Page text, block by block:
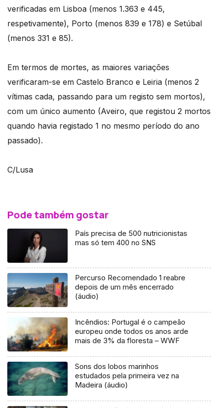
verificadas em Lisboa (menos 1.363 e 445,
respetivamente), Porto (menos 839 e 178) e Setúbal
(menos 331 e 85).
Em termos de mortes, as maiores variações
verificaram-se em Castelo Branco e Leiria (menos 2
vítimas cada, passando para um registo sem mortos),
com um único aumento (Aveiro, que registou 2 mortos
quando havia registado 1 no mesmo período do ano
passado).
C/Lusa
Pode também gostar
País precisa de 500 nutricionistas
mas só tem 400 no SNS
Percurso Recomendado 1 reabre
depois de um mês encerrado
(áudio)
Incêndios: Portugal é o campeão
europeu onde todos os anos arde
mais de 3% da floresta – WWF
Sons dos lobos marinhos
estudados pela primeira vez na
Madeira (áudio)